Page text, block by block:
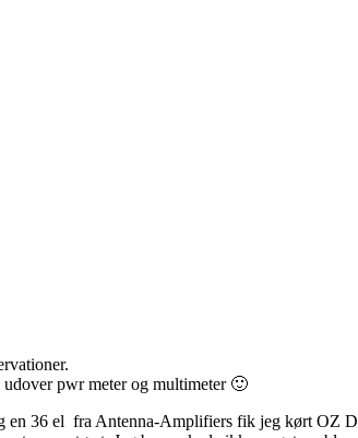
pwr meter og multimeter 🙂
36 el fra Antenna-Amplifiers fik jeg kørt OZ